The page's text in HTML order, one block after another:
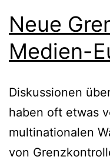
Neue
Medien-
Diskussionen
haben oft etwas
multinationalen
von